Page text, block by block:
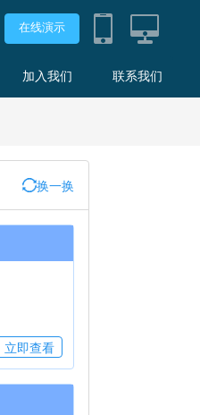
在线演示
加入我们 联系我们
换一换
立即查看